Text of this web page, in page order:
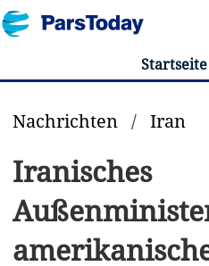
Startseite
Nachrichten / Iran
Iranisches